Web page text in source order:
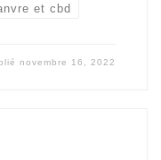
et cbd
novembre 16, 2022